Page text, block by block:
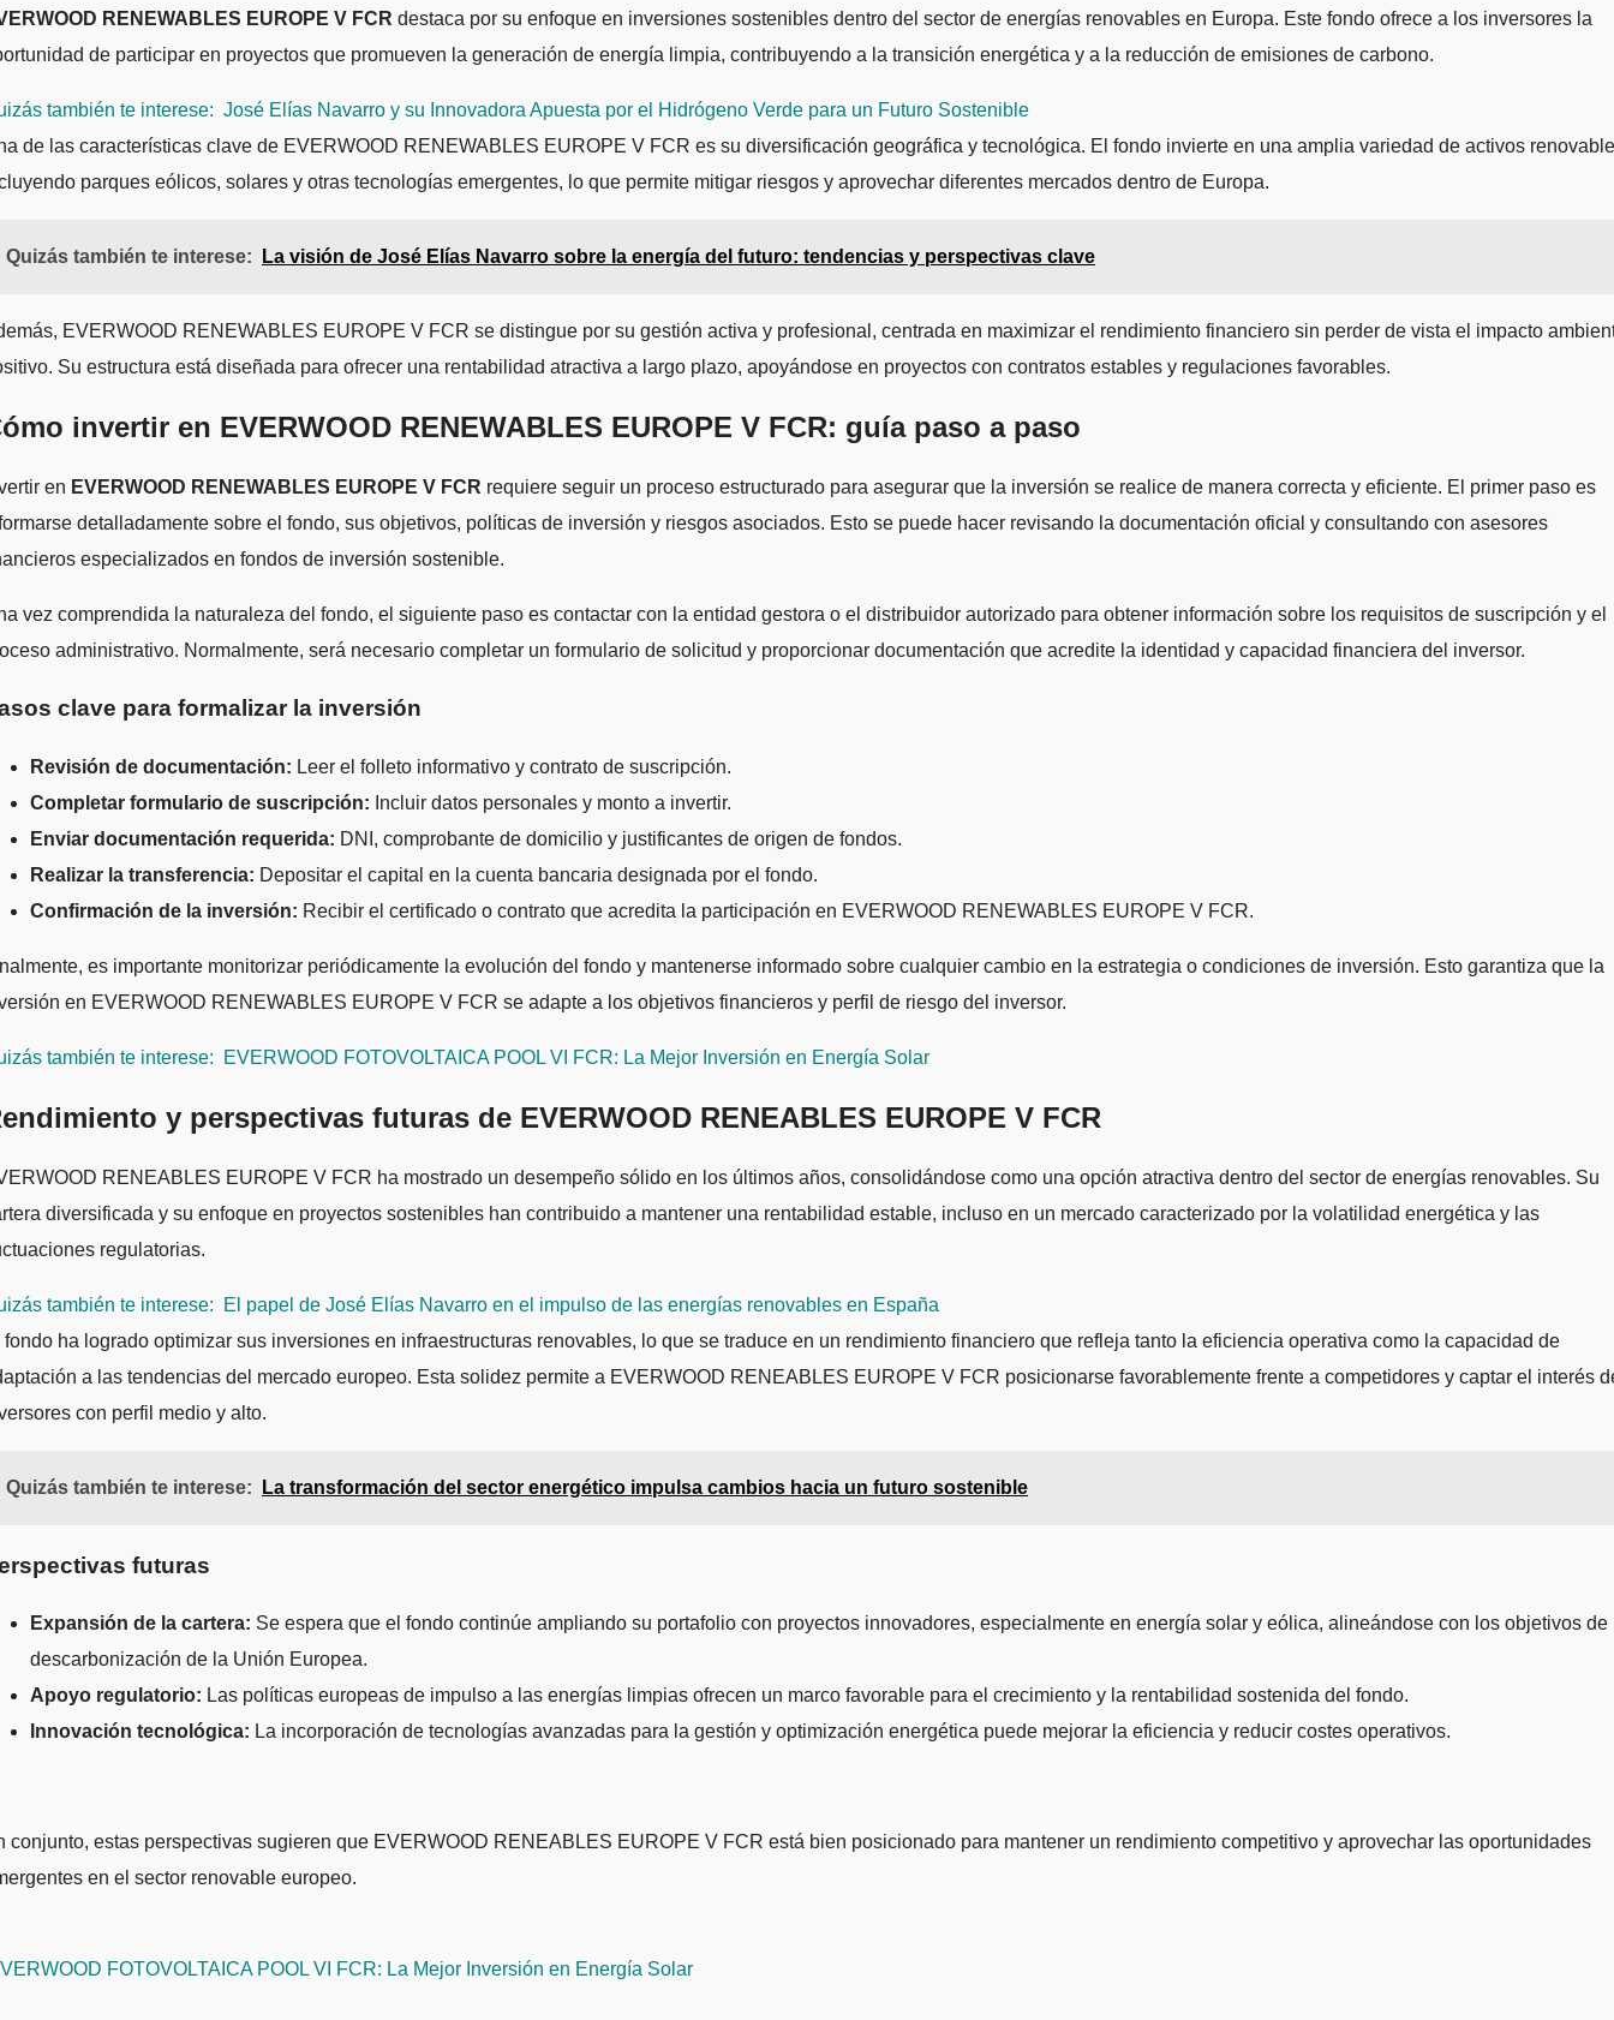
RENEWABLES EUROPE V FCR destaca por su enfoque en inversiones sostenibles dentro del sector de energías renovables en Europa. Este fondo ofrece a los inversores la
de participar en proyectos que promueven la generación de energía limpia, contribuyendo a la transición energética y a la reducción de emisiones de carbono.
también te interese: José Elías Navarro y su Innovadora Apuesta por el Hidrógeno Verde para un Futuro Sostenible
de las características clave de EVERWOOD RENEWABLES EUROPE V FCR es su diversificación geográfica y tecnológica. El fondo invierte en una amplia variedad de activos
parques eólicos, solares y otras tecnologías emergentes, lo que permite mitigar riesgos y aprovechar diferentes mercados dentro de Europa.
Quizás también te interese: La visión de José Elías Navarro sobre la energía del futuro: tendencias y perspectivas clave
EVERWOOD RENEWABLES EUROPE V FCR se distingue por su gestión activa y profesional, centrada en maximizar el rendimiento financiero sin perder de vista el impacto
Su estructura está diseñada para ofrecer una rentabilidad atractiva a largo plazo, apoyándose en proyectos con contratos estables y regulaciones favorables.
invertir en EVERWOOD RENEWABLES EUROPE V FCR: guía paso a paso
en EVERWOOD RENEWABLES EUROPE V FCR requiere seguir un proceso estructurado para asegurar que la inversión se realice de manera correcta y eficiente. El primer paso es
detalladamente sobre el fondo, sus objetivos, políticas de inversión y riesgos asociados. Esto se puede hacer revisando la documentación oficial y consultando con asesores
especializados en fondos de inversión sostenible.
vez comprendida la naturaleza del fondo, el siguiente paso es contactar con la entidad gestora o el distribuidor autorizado para obtener información sobre los requisitos de suscripción y el
administrativo. Normalmente, será necesario completar un formulario de solicitud y proporcionar documentación que acredite la identidad y capacidad financiera del inversor.
clave para formalizar la inversión
Revisión de documentación: Leer el folleto informativo y contrato de suscripción.
Completar formulario de suscripción: Incluir datos personales y monto a invertir.
Enviar documentación requerida: DNI, comprobante de domicilio y justificantes de origen de fondos.
Realizar la transferencia: Depositar el capital en la cuenta bancaria designada por el fondo.
Confirmación de la inversión: Recibir el certificado o contrato que acredita la participación en EVERWOOD RENEWABLES EUROPE V FCR.
es importante monitorizar periódicamente la evolución del fondo y mantenerse informado sobre cualquier cambio en la estrategia o condiciones de inversión. Esto garantiza que la
en EVERWOOD RENEWABLES EUROPE V FCR se adapte a los objetivos financieros y perfil de riesgo del inversor.
también te interese: EVERWOOD FOTOVOLTAICA POOL VI FCR: La Mejor Inversión en Energía Solar
y perspectivas futuras de EVERWOOD RENEABLES EUROPE V FCR
RENEABLES EUROPE V FCR ha mostrado un desempeño sólido en los últimos años, consolidándose como una opción atractiva dentro del sector de energías renovables. Su
diversificada y su enfoque en proyectos sostenibles han contribuido a mantener una rentabilidad estable, incluso en un mercado caracterizado por la volatilidad energética y las
regulatorias.
también te interese:
El papel de José Elías Navarro en el impulso de las energías renovables en España
fondo ha logrado optimizar sus inversiones en infraestructuras renovables, lo que se traduce en un rendimiento financiero que refleja tanto la eficiencia operativa como la capacidad de
a las tendencias del mercado europeo. Esta solidez permite a EVERWOOD RENEABLES EUROPE V FCR posicionarse favorablemente frente a competidores y captar el interés
con perfil medio y alto.
Quizás también te interese: La transformación del sector energético impulsa cambios hacia un futuro sostenible
futuras
Expansión de la cartera: Se espera que el fondo continúe ampliando su portafolio con proyectos innovadores, especialmente en energía solar y eólica, alineándose con los objetivos de
descarbonización de la Unión Europea.
Apoyo regulatorio: Las políticas europeas de impulso a las energías limpias ofrecen un marco favorable para el crecimiento y la rentabilidad sostenida del fondo.
Innovación tecnológica: La incorporación de tecnologías avanzadas para la gestión y optimización energética puede mejorar la eficiencia y reducir costes operativos.
conjunto, estas perspectivas sugieren que EVERWOOD RENEABLES EUROPE V FCR está bien posicionado para mantener un rendimiento competitivo y aprovechar las oportunidades
en el sector renovable europeo.
FOTOVOLTAICA POOL VI FCR: La Mejor Inversión en Energía Solar